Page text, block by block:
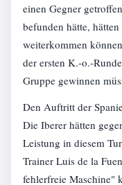
einen Gegner
befunden hätte,
weiterkommen
der ersten K.-o.-
Gruppe gewinnen
Den Auftritt der
Die Iberer hätten
Leistung in diesem
Trainer Luis de la
fehlerfreie Maschine"